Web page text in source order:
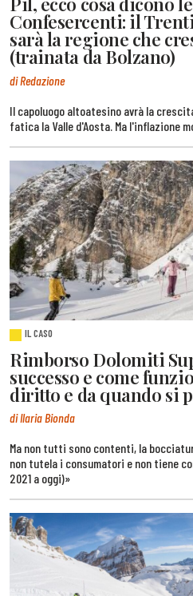
Confesercenti: il
sarà la regione che
(trainata da Bolzano)
di Redazione
Il capoluogo altoatesino avrà la
fatica la Valle d'Aosta. Ma l'inflazione
IL CASO
Rimborso Dolomiti
successo e come
diritto e da quando si
di Ilaria Bionda
Ma non tutti sono contenti, la
non tutela i consumatori e non tiene
2021 a oggi)»